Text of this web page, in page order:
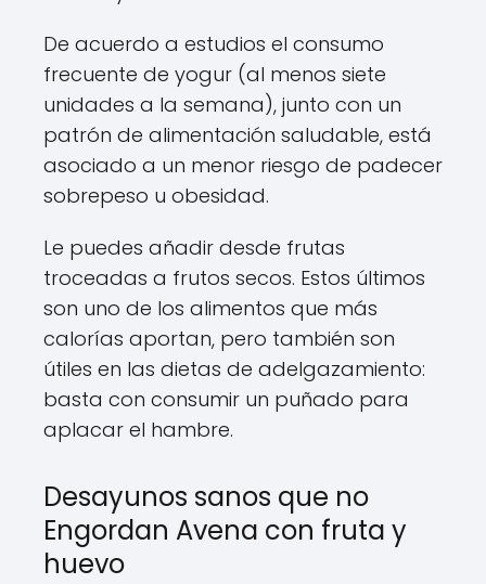
De acuerdo a estudios el consumo
frecuente de yogur (al menos siete
unidades a la semana), junto con un
patrón de alimentación saludable, está
asociado a un menor riesgo de padecer
sobrepeso u obesidad.
Le puedes añadir desde frutas
troceadas a frutos secos. Estos últimos
son uno de los alimentos que más
calorías aportan, pero también son
útiles en las dietas de adelgazamiento:
basta con consumir un puñado para
aplacar el hambre.
Desayunos sanos que no
Engordan Avena con fruta y
huevo